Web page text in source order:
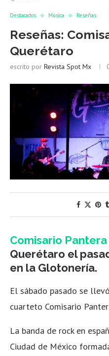
Destacados Música Reseñas
Reseñas:
Querétaro
escrito por Revista Spot Mx
Comisario Pantera
Querétaro el
en la Glotonería.
El sábado pasado se
cuarteto Comisario
La banda de rock en
Ciudad de México